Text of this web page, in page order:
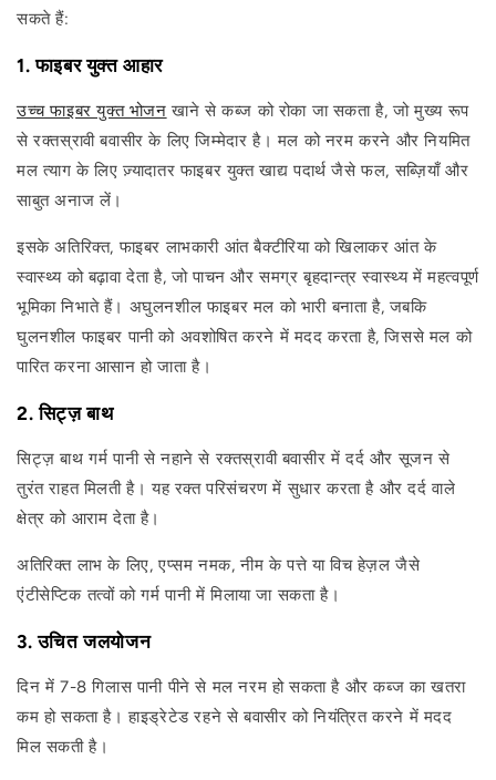
सकते हैं:
1. फाइबर युक्त आहार
उच्च फाइबर युक्त भोजन खाने से कब्ज को रोका जा सकता है, जो मुख्य रूप
से रक्तस्रावी बवासीर के लिए जिम्मेदार है। मल को नरम करने और नियमित
मल त्याग के लिए ज़्यादातर फाइबर युक्त खाद्य पदार्थ जैसे फल, सब्ज़ियाँ और
साबुत अनाज लें।
इसके अतिरिक्त, फाइबर लाभकारी आंत बैक्टीरिया को खिलाकर आंत के
स्वास्थ्य को बढ़ावा देता है, जो पाचन और समग्र बृहदान्त्र स्वास्थ्य में महत्वपूर्ण
भूमिका निभाते हैं। अघुलनशील फाइबर मल को भारी बनाता है, जबकि
घुलनशील फाइबर पानी को अवशोषित करने में मदद करता है, जिससे मल को
पारित करना आसान हो जाता है।
2. सिट्ज़ बाथ
सिट्ज़ बाथ गर्म पानी से नहाने से रक्तस्रावी बवासीर में दर्द और सूजन से
तुरंत राहत मिलती है। यह रक्त परिसंचरण में सुधार करता है और दर्द वाले
क्षेत्र को आराम देता है।
अतिरिक्त लाभ के लिए, एप्सम नमक, नीम के पत्ते या विच हेज़ल जैसे
एंटीसेप्टिक तत्वों को गर्म पानी में मिलाया जा सकता है।
3. उचित जलयोजन
दिन में 7-8 गिलास पानी पीने से मल नरम हो सकता है और कब्ज का खतरा
कम हो सकता है। हाइड्रेटेड रहने से बवासीर को नियंत्रित करने में मदद
मिल सकती है।